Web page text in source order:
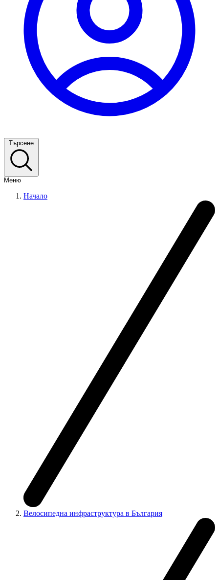
Търсене
Меню
Начало
Велосипедна инфраструктура в България